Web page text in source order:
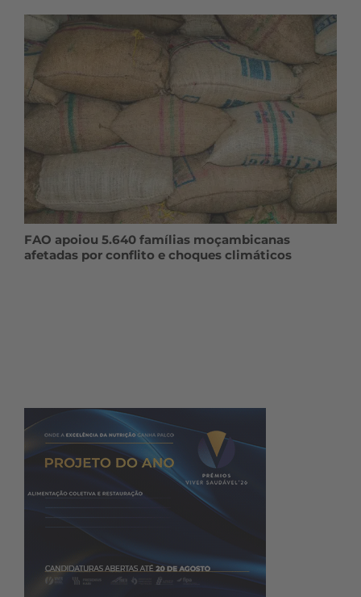
FAO apoiou 5.640 famílias moçambicanas
afetadas por conflito e choques climáticos